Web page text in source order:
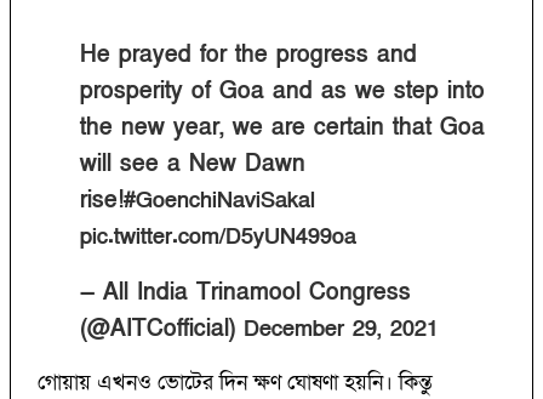
He prayed for the progress and
prosperity of Goa and as we step into
the new year, we are certain that Goa
will see a New Dawn
rise!#GoenchiNaviSakal
pic.twitter.com/D5yUN499oa
— All India Trinamool Congress
(@AITCofficial) December 29, 2021
গোয়ায় এখনও ভোটের দিন ক্ষণ ঘোষণা হয়নি। কিন্তু